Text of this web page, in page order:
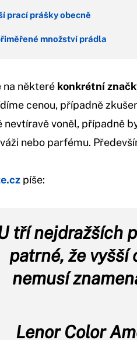
prací prášky obecně
množství prádla
na některé konkrétní
cenou, případně
nevtíravě voněl, případně
nebo parfému.
píše:
tří nejdražších
patrné, že vyšší
nemusí
Lenor Color